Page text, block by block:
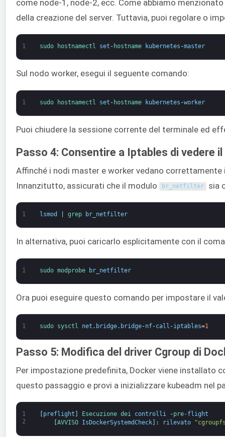
come node-1, node-2, ecc. Come abbiamo
della creazione del server. Tuttavia, puoi regolare o
1 sudo hostnamectl set - hostname kubernetes -master
Sul nodo worker, esegui il seguente comando:
1 sudo hostnamectl set - hostname kubernetes -worker
Puoi chiudere la sessione corrente del terminale ed
Passo 4: Consentire a Iptables di vedere
Affinché i nodi master e worker vedano
Innanzitutto, assicurati che il modulo
br_netfilter sia
1 lsmod grep br_netfilter
In alternativa, puoi caricarlo esplicitamente con il
1 sudo modprobe br_netfilter
Ora puoi eseguire questo comando per impostare il
1 sudo sysctl net . bridge. bridge-nf-call -iptables=1
Passo 5: Modifica del driver Cgroup di
Per impostazione predefinita, Docker viene installato
questo passaggio e provi a inizializzare kubeadm nel
1
2
preflight Esecuzione dei controlli -pre-flight
AVVISO IsDockerSystemdCheck] : rilevato